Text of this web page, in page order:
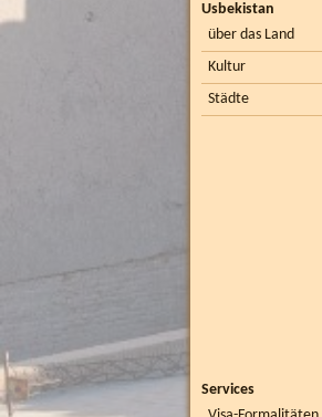
Usbekistan
über das Land
Kultur
Städte
Services